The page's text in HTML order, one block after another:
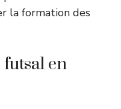
la formation des
futsal en